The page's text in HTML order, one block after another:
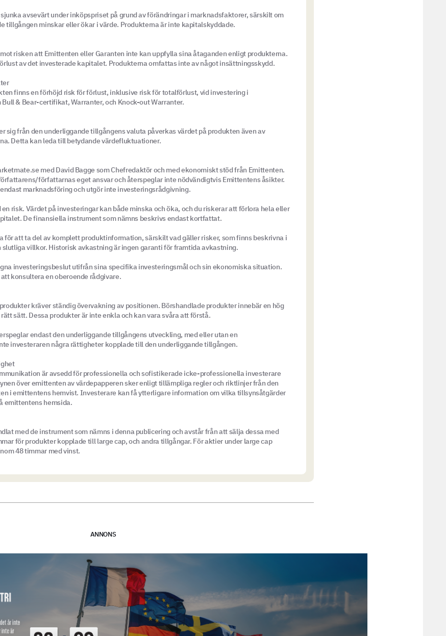
avsevärt under inköpspriset på grund av förändringar i marknadsfaktorer, särskilt om
tillgången minskar eller ökar i värde. Produkterna är inte kapitalskyddade.
risken att Emittenten eller Garanten inte kan uppfylla sina åtaganden enligt produkterna.
av det investerade kapitalet. Produkterna omfattas inte av något insättningsskydd.
finns en förhöjd risk för förlust, inklusive risk för totalförlust, vid investering i
& Bear-certifikat, Warranter, och Knock-out Warranter.
sig från den underliggande tillgångens valuta påverkas värdet på produkten även av
Detta kan leda till betydande värdefluktuationer.
med David Bagge som Chefredaktör och med ekonomiskt stöd från Emittenten.
författarnas eget ansvar och återspeglar inte nödvändigtvis Emittentens åsikter.
marknadsföring och utgör inte investeringsrådgivning.
risk. Värdet på investeringar kan både minska och öka, och du riskerar att förlora hela eller
De finansiella instrument som nämns beskrivs endast kortfattat.
för att ta del av komplett produktinformation, särskilt vad gäller risker, som finns beskrivna i
villkor. Historisk avkastning är ingen garanti för framtida avkastning.
investeringsbeslut utifrån sina specifika investeringsmål och sin ekonomiska situation.
konsultera en oberoende rådgivare.
kräver ständig övervakning av positionen. Börshandlade produkter innebär en hög
sätt. Dessa produkter är inte enkla och kan vara svåra att förstå.
endast den underliggande tillgångens utveckling, med eller utan en
investeraren några rättigheter kopplade till den underliggande tillgången.
är avsedd för professionella och sofistikerade icke-professionella investerare
över emittenten av värdepapperen sker enligt tillämpliga regler och riktlinjer från den
i emittentens hemvist. Investerare kan få ytterligare information om vilka tillsynsåtgärder
emittentens hemsida.
med de instrument som nämns i denna publicering och avstår från att sälja dessa med
för produkter kopplade till large cap, och andra tillgångar. För aktier under large cap
48 timmar med vinst.
ANNONS